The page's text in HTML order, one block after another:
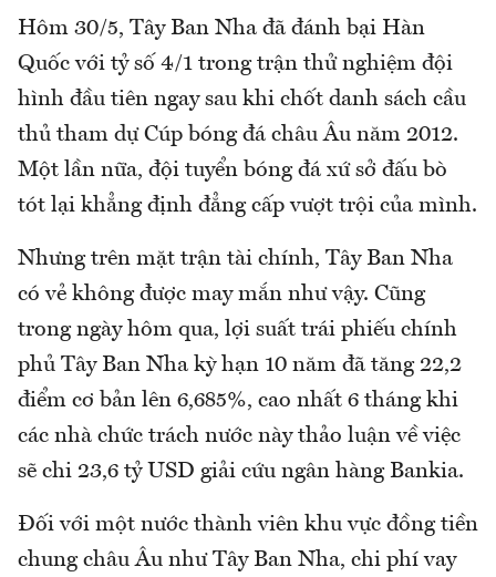
Hôm 30/5, Tây Ban Nha đã đánh bại Hàn
Quốc với tỷ số 4/1 trong trận thử nghiệm đội
hình đầu tiên ngay sau khi chốt danh sách cầu
thủ tham dự Cúp bóng đá châu Âu năm 2012.
Một lần nữa, đội tuyển bóng đá xứ sở đấu bò
tót lại khẳng định đẳng cấp vượt trội của mình.
Nhưng trên mặt trận tài chính, Tây Ban Nha
có vẻ không được may mắn như vậy. Cũng
trong ngày hôm qua, lợi suất trái phiếu chính
phủ Tây Ban Nha kỳ hạn 10 năm đã tăng 22,2
điểm cơ bản lên 6,685%, cao nhất 6 tháng khi
các nhà chức trách nước này thảo luận về việc
sẽ chi 23,6 tỷ USD giải cứu ngân hàng Bankia.
Đối với một nước thành viên khu vực đồng tiền
chung châu Âu như Tây Ban Nha, chi phí vay